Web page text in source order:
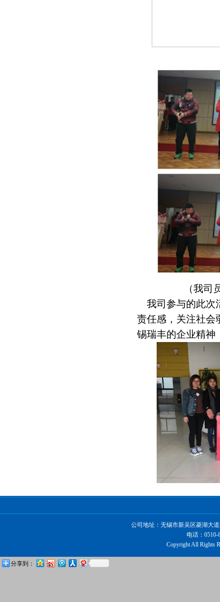
（我司员工和
我司参与的此次
责任感，关注社会
锡瑞丰的企业精神
公司地址：无锡市新吴区菱湖大
电话：
Copyright All Rights
分享到：